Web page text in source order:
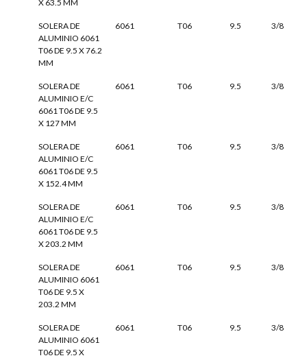
X 63.5 MM
SOLERA DE
ALUMINIO 6061
T06 DE 9.5 X 76.2
MM
6061 T06 9.5 3/8
SOLERA DE
ALUMINIO E/C
6061 T06 DE 9.5
X 127 MM
6061 T06 9.5 3/8
SOLERA DE
ALUMINIO E/C
6061 T06 DE 9.5
X 152.4 MM
6061 T06 9.5 3/8
SOLERA DE
ALUMINIO E/C
6061 T06 DE 9.5
X 203.2 MM
6061 T06 9.5 3/8
SOLERA DE
ALUMINIO 6061
T06 DE 9.5 X
203.2 MM
6061 T06 9.5 3/8
SOLERA DE
ALUMINIO 6061
T06 DE 9.5 X
6061 T06 9.5 3/8